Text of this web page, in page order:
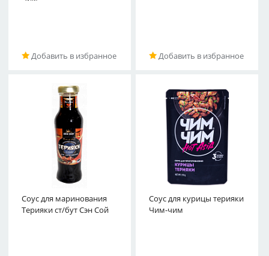
Добавить в избранное Добавить в избранное
Соус для маринования
Терияки ст/бут Сэн Сой
Соус для курицы терияки
Чим-чим